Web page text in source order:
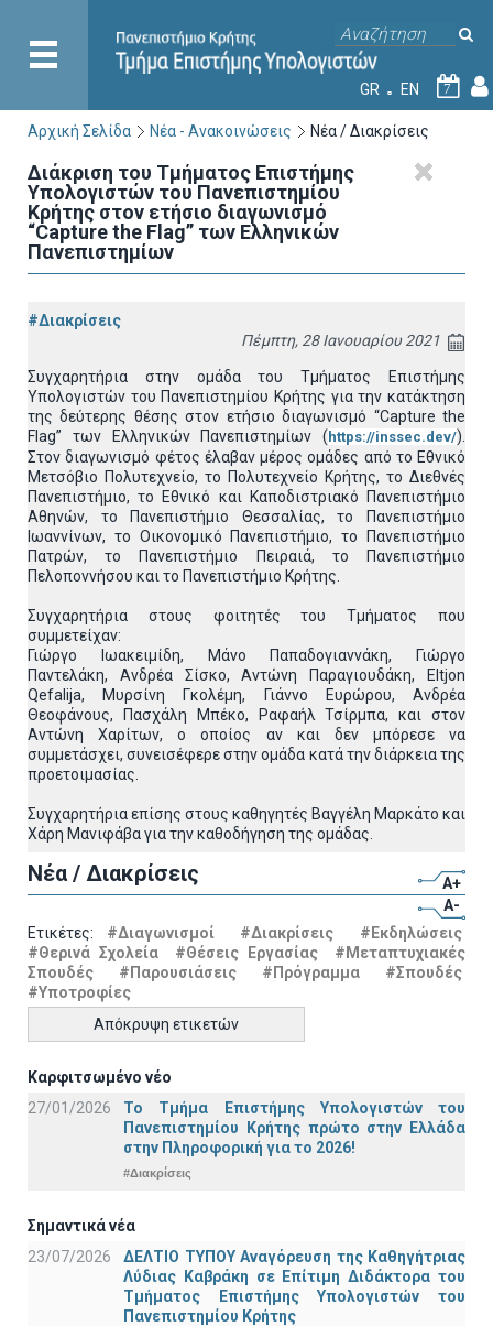
GR EN 7
Αρχική Σελίδα Νέα - Ανακοινώσεις Νέα / Διακρίσεις
Διάκριση του Τμήματος Επιστήμης
Υπολογιστών του Πανεπιστημίου
Κρήτης στον ετήσιο διαγωνισμό
“Capture the Flag” των Ελληνικών
Πανεπιστημίων
#Διακρίσεις
Πέμπτη, 28 Ιανουαρίου 2021
Συγχαρητήρια στην ομάδα του Τμήματος Επιστήμης
Υπολογιστών του Πανεπιστημίου Κρήτης για την κατάκτηση
της δεύτερης θέσης στον ετήσιο διαγωνισμό “Capture the
Flag” των Ελληνικών Πανεπιστημίων ( https://inssec.dev/).
Στον διαγωνισμό φέτος έλαβαν μέρος ομάδες από το Εθνικό
Μετσόβιο Πολυτεχνείο, το Πολυτεχνείο Κρήτης, το Διεθνές
Πανεπιστήμιο, το Εθνικό και Καποδιστριακό Πανεπιστήμιο
Αθηνών, το Πανεπιστήμιο Θεσσαλίας, το Πανεπιστήμιο
Ιωαννίνων, το Οικονομικό Πανεπιστήμιο, το Πανεπιστήμιο
Πατρών, το Πανεπιστήμιο Πειραιά, το Πανεπιστήμιο
Πελοποννήσου και το Πανεπιστήμιο Κρήτης.
Συγχαρητήρια στους φοιτητές του Τμήματος που
συμμετείχαν:
Γιώργο Ιωακειμίδη, Μάνο Παπαδογιαννάκη, Γιώργο
Παντελάκη, Ανδρέα Σίσκο, Αντώνη Παραγιουδάκη, Eltjon
Qefalija, Μυρσίνη Γκολέμη, Γιάννο Ευρώρου, Ανδρέα
Θεοφάνους, Πασχάλη Μπέκο, Ραφαήλ Τσίρμπα, και στον
Αντώνη Χαρίτων, ο οποίος αν και δεν μπόρεσε να
συμμετάσχει, συνεισέφερε στην ομάδα κατά την διάρκεια της
προετοιμασίας.
Συγχαρητήρια επίσης στους καθηγητές Βαγγέλη Μαρκάτο και
Χάρη Μανιφάβα για την καθοδήγηση της ομάδας.
Νέα / Διακρίσεις
A+
A-
Ετικέτες: #Διαγωνισμοί #Διακρίσεις
#Εκδηλώσεις
#Θερινά Σχολεία
#Θέσεις Εργασίας
#Μεταπτυχιακές
Σπουδές
#Παρουσιάσεις #Πρόγραμμα
#Σπουδές
#Υποτροφίες
Απόκρυψη ετικετών
Καρφιτσωμένο νέο
27/01/2026
Το Τμήμα Επιστήμης Υπολογιστών του
Πανεπιστημίου Κρήτης πρώτο στην Ελλάδα
στην Πληροφορική για το 2026!
#Διακρίσεις
Σημαντικά νέα
23/07/2026
ΔΕΛΤΙΟ ΤΥΠΟΥ Αναγόρευση της Καθηγήτριας
Λύδιας Καβράκη σε Επίτιμη Διδάκτορα του
Τμήματος Επιστήμης Υπολογιστών του
Πανεπιστημίου Κρήτης